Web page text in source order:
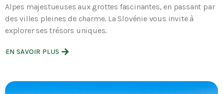
Alpes majestueuses aux grottes fascinantes, en passant par
des villes pleines de charme. La Slovénie vous invite à
explorer ses trésors uniques.
EN SAVOIR PLUS